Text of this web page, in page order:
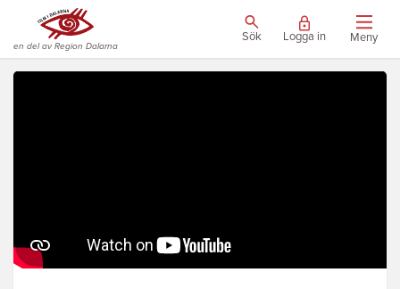
en del av Region Dalarna
Sök Logga in Meny